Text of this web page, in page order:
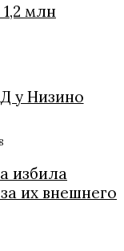
млн
у Низино
избила
их внешнего